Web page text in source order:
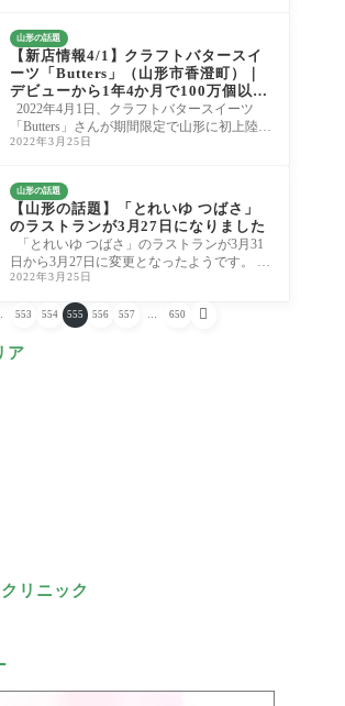
山形の話題
【新店情報4/1】クラフトバタースイ
ーツ「Butters」（山形市香澄町）｜
デビューから1年4か月で100万個以上
売れた「クラフトバターケーキ」が
山形に初上陸！
2022年4月1日、クラフトバタースイーツ
「Butters」さんが期間限定で山形に初上陸で
す！ 山形駅ビル S-PAL山形の2階正面入口で
2022年3月25日
山形の話題
【山形の話題】「とれいゆ つばさ」
のラストランが3月27日になりました
「とれいゆ つばさ」のラストランが3月31
日から3月27日に変更となったようです。
１．「とれいゆ つばさ」が3月27日で運行終
2022年3月25日
553 554 555 556 557 … 650 
ア
リニック